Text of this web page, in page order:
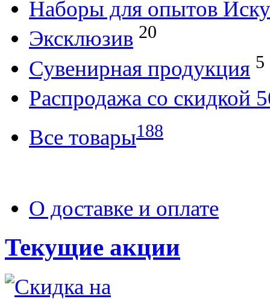
Наборы для опытов
Эксклюзив 20
Сувенирная продукция 5
Распродажа со скидкой
Все товары188
О доставке и оплате
Текущие акции